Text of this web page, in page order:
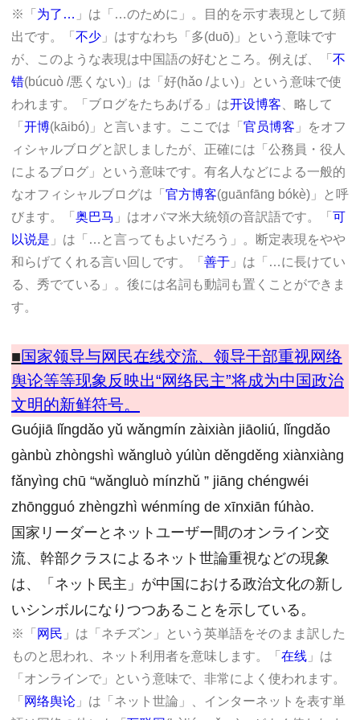
※「 为了… 」は「…のために」。目的を示す表現として頻
出です。「 不少 」はすなわち「多(duō)」という意味です
が、このような表現は中国語の好むところ。例えば、「 不
错(búcuò /悪くない)」は「好(hǎo /よい)」という意味で使
われます。「ブログをたちあげる」は开设博客 、略して
「 开博(kāibó)」と言います。ここでは「 官员博客 」をオフ
ィシャルブログと訳しましたが、正確には「公務員・役人
によるブログ」という意味です。有名人などによる一般的
なオフィシャルブログは「 官方博客(guānfāng bókè)」と呼
びます。「 奥巴马 」はオバマ米大統領の音訳語です。「 可
以说是 」は「…と言ってもよいだろう」。断定表現をやや
和らげてくれる言い回しです。「 善于 」は「…に長けてい
る、秀でている」。後には名詞も動詞も置くことができま
す。
■国家领导与网民在线交流、领导干部重视网络
舆论等等现象反映出“网络民主”将成为中国政治
文明的新鲜符号。
Guójiā lǐngdǎo yǔ wǎngmín zàixiàn jiāoliú, lǐngdǎo
gànbù zhòngshì wǎngluò yúlùn děngděng xiànxiàng
fǎnyìng chū “wǎngluò mínzhǔ ” jiāng chéngwéi
zhōngguó zhèngzhì wénmíng de xīnxiān fúhào.
国家リーダーとネットユーザー間のオンライン交
流、幹部クラスによるネット世論重視などの現象
は、「ネット民主」が中国における政治文化の新し
いシンボルになりつつあることを示している。
※「 网民 」は「ネチズン」という英単語をそのまま訳した
ものと思われ、ネット利用者を意味します。「 在线 」は
「オンラインで」という意味で、非常によく使われます。
「 网络舆论 」は「ネット世論」、インターネットを表す単